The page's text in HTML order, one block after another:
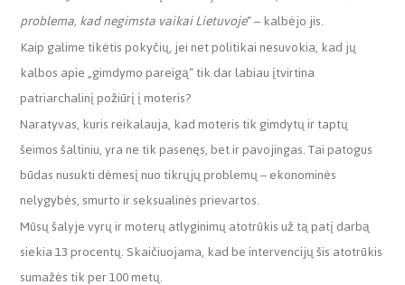
problema, kad negimsta vaikai Lietuvoje“ – kalbėjo jis.
Kaip galime tikėtis pokyčių, jei net politikai nesuvokia, kad jų
kalbos apie „gimdymo pareigą“ tik dar labiau įtvirtina
patriarchalinį požiūrį į moteris?
Naratyvas, kuris reikalauja, kad moteris tik gimdytų ir taptų
šeimos šaltiniu, yra ne tik pasenęs, bet ir pavojingas. Tai patogus
būdas nusukti dėmesį nuo tikrųjų problemų – ekonominės
nelygybės, smurto ir seksualinės prievartos.
Mūsų šalyje vyrų ir moterų atlyginimų atotrūkis už tą patį darbą
siekia 13 procentų. Skaičiuojama, kad be intervencijų šis atotrūkis
sumažės tik per 100 metų.